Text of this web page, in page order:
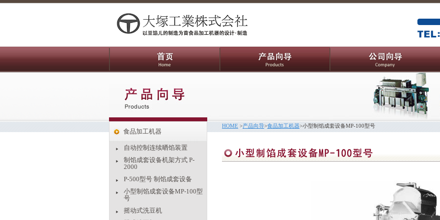
HOME >产品向导>食品加工机器>小型制馅成套设备MP-100型号
食品加工机器
自动控制连续晒馅装置
制馅成套设备机架方式 P-
2000
P-500型号 制馅成套设备
小型制馅成套设备MP-100型
号
摇动式洗豆机